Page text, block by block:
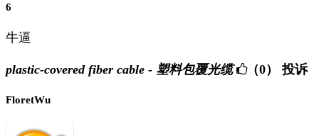
6
牛逼
plastic-covered fiber cable - 塑料包覆光缆 （0） 投诉
FloretWu